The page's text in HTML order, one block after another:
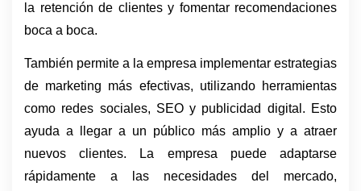
la retención de clientes y fomentar recomendaciones
boca a boca.
También permite a la empresa implementar estrategias
de marketing más efectivas, utilizando herramientas
como redes sociales, SEO y publicidad digital. Esto
ayuda a llegar a un público más amplio y a atraer
nuevos clientes. La empresa puede adaptarse
rápidamente a las necesidades del mercado,